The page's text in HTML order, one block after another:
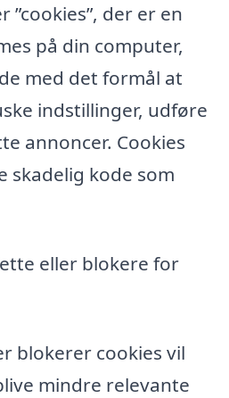
”cookies”, der er en
på din computer,
med det formål at
indstillinger, udføre
annoncer. Cookies
skadelig kode som
eller blokere for
blokerer cookies vil
mindre relevante